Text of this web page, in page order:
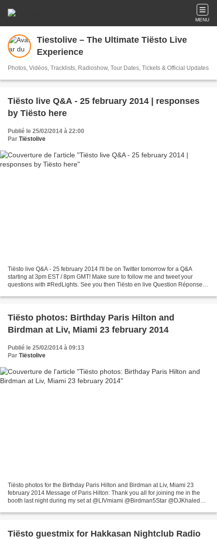
MENU
Tiestolive – The Ultimate Tiësto Live
Experience
Photos, Vidéos, Tracklists, Radioshow, Tour Dates, Tickets & Official Updates
Tiësto live Q&A - 25 february 2014 | responses
by Tiësto here
Publié le 25/02/2014 à 22:00
Par Tiëstolive
Tiësto live Q&A - 25 february 2014 I'll be on Twitter tomorrow for a Q&A
starting at 3pm EST / 8pm GMT! Make sure to follow me and tweet your
questions with #RedLights. See you then Tiësto en live Question Réponse
Tiësto photos: Birthday Paris Hilton and
Birdman at Liv, Miami 23 february 2014
Publié le 25/02/2014 à 09:13
Par Tiëstolive
Tiësto photos for the Birthday Paris Hilton and Birdman at Liv, Miami 23
february 2014 Message of Paris Hilton: Thank you all for joining me in the
booth last night during my set at @LIVmiami @Birdman5Star @DJKhaled
Tiësto guestmix for Hakkasan Nightclub Radio